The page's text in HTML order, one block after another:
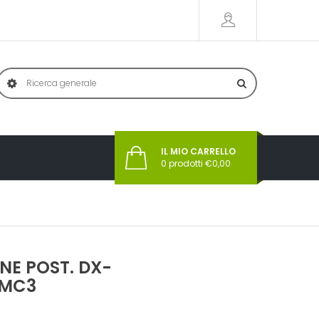
IL MIO CARRELLO
0 prodotti €0,00
POST. DX-